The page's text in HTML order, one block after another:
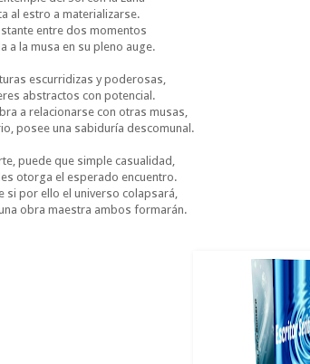
al estro a materializarse.
entre dos momentos
a la musa en su pleno auge.
escurridizas y poderosas,
abstractos con potencial.
a relacionarse con otras musas,
posee una sabiduría descomunal.
puede que simple casualidad,
otorga el esperado encuentro.
si por ello el universo colapsará,
obra maestra ambos formarán.